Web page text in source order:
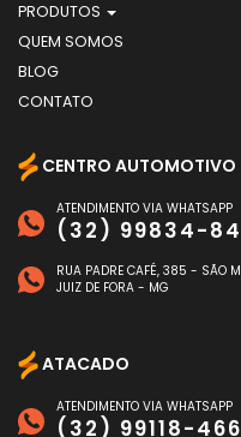
PRODUTOS
QUEM SOMOS
BLOG
CONTATO
CENTRO AUTOMOTIVO
ATENDIMENTO VIA WHATSAPP
(32) 99834-
RUA PADRE CAFÉ, 385 - SÃO
JUIZ DE FORA - MG
ATACADO
ATENDIMENTO VIA WHATSAPP
(32) 99118-